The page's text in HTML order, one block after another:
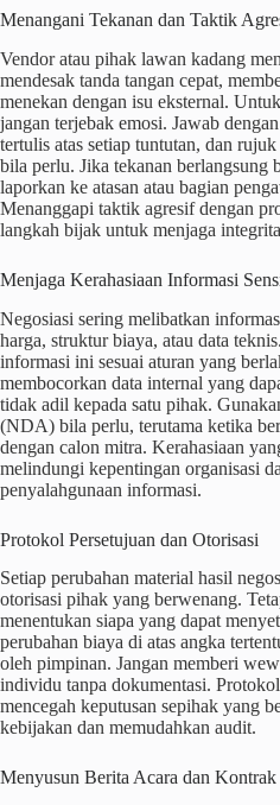
Menangani Tekanan dan Taktik
Vendor atau pihak lawan kadang
mendesak tanda tangan cepat,
menekan dengan isu eksternal.
jangan terjebak emosi. Jawab
tertulis atas setiap tuntutan, dan
bila perlu. Jika tekanan berlangsung
laporkan ke atasan atau bagian
Menanggapi taktik agresif dengan
langkah bijak untuk menjaga
Menjaga Kerahasiaan Informasi
Negosiasi sering melibatkan
harga, struktur biaya, atau data
informasi ini sesuai aturan yang
membocorkan data internal yang
tidak adil kepada satu pihak.
(NDA) bila perlu, terutama ketika
dengan calon mitra. Kerahasiaan
melindungi kepentingan organisasi
penyalahgunaan informasi.
Protokol Persetujuan dan Otorisasi
Setiap perubahan material hasil
otorisasi pihak yang berwenang.
menentukan siapa yang dapat
perubahan biaya di atas angka
oleh pimpinan. Jangan memberi
individu tanpa dokumentasi.
mencegah keputusan sepihak yang
kebijakan dan memudahkan audit.
Menyusun Berita Acara dan Kontrak